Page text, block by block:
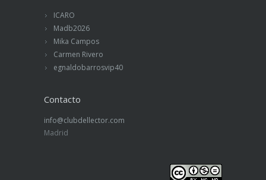
ICARO
Madb2026
Mika Campos
Carmen Rivero
egnaldobarrosvip40
Contacto
info@clubdellector.com
Madrid